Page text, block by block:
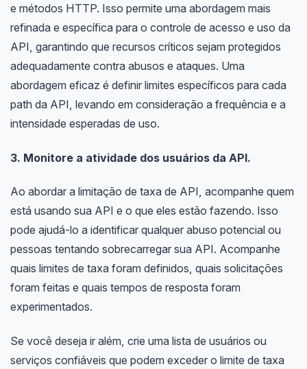
e métodos HTTP. Isso permite uma abordagem mais
refinada e específica para o controle de acesso e uso da
API, garantindo que recursos críticos sejam protegidos
adequadamente contra abusos e ataques. Uma
abordagem eficaz é definir limites específicos para cada
path da API, levando em consideração a frequência e a
intensidade esperadas de uso.
3. Monitore a atividade dos usuários da API.
Ao abordar a limitação de taxa de API, acompanhe quem
está usando sua API e o que eles estão fazendo. Isso
pode ajudá-lo a identificar qualquer abuso potencial ou
pessoas tentando sobrecarregar sua API. Acompanhe
quais limites de taxa foram definidos, quais solicitações
foram feitas e quais tempos de resposta foram
experimentados.
Se você deseja ir além, crie uma lista de usuários ou
serviços confiáveis que podem exceder o limite de taxa